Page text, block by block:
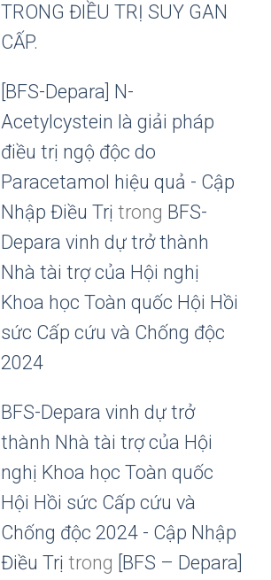
TRONG ĐIỀU TRỊ SUY GAN
CẤP.
[BFS-Depara] N-
Acetylcystein là giải pháp
điều trị ngộ độc do
Paracetamol hiệu quả - Cập
Nhập Điều Trị trong BFS-
Depara vinh dự trở thành
Nhà tài trợ của Hội nghị
Khoa học Toàn quốc Hội Hồi
sức Cấp cứu và Chống độc
2024
BFS-Depara vinh dự trở
thành Nhà tài trợ của Hội
nghị Khoa học Toàn quốc
Hội Hồi sức Cấp cứu và
Chống độc 2024 - Cập Nhập
Điều Trị trong [BFS – Depara]